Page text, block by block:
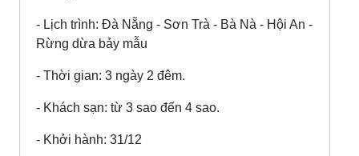
- Lịch trình: Đà Nẵng - Sơn Trà - Bà Nà - Hội An -
Rừng dừa bảy mẫu
- Thời gian: 3 ngày 2 đêm.
- Khách sạn: từ 3 sao đến 4 sao.
- Khởi hành: 31/12